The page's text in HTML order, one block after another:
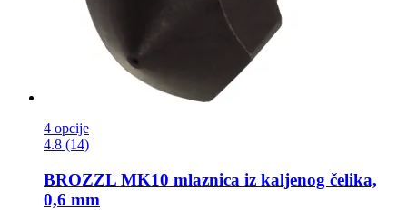
4 opcije
4.8 (14)
BROZZL MK10 mlaznica iz kaljenog čelika,
0,6 mm